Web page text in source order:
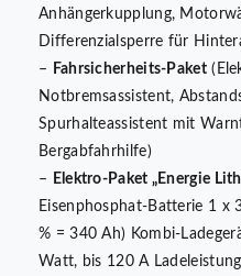
Anhängerkupplung,
Differenzialsperre für
–
Fahrsicherheits-Paket
Notbremsassistent,
Spurhalteassistent mit
Bergabfahrhilfe)
–
Elektro-Paket „Energie
Eisenphosphat-Batterie 1 x
% = 340 Ah) Kombi-
Watt, bis 120 A